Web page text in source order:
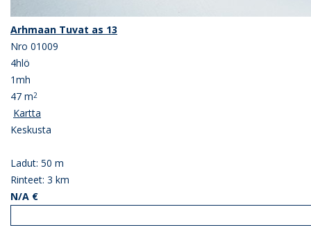
Arhmaan Tuvat as 13
Nro 01009
4hlö
1mh
47 m2
Kartta
Keskusta
Ladut: 50 m
Rinteet: 3 km
N/A €